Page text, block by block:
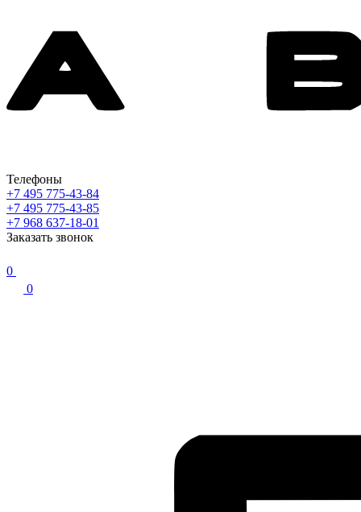
Телефоны
+7 495 775-43-84
+7 495 775-43-85
+7 968 637-18-01
Заказать звонок
0
0